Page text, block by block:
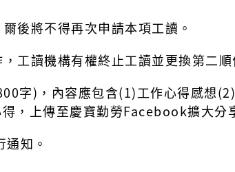
後將不得再次申請本項工讀。
工讀機構有權終止工讀並更換第二順
字)，內容應包含(1)工作心得感想
，上傳至慶寶勤勞Facebook擴大分
知。